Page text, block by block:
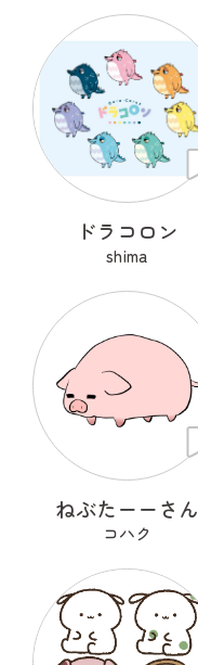
ドラコロン
shima
ねぶたーーさん
コハク